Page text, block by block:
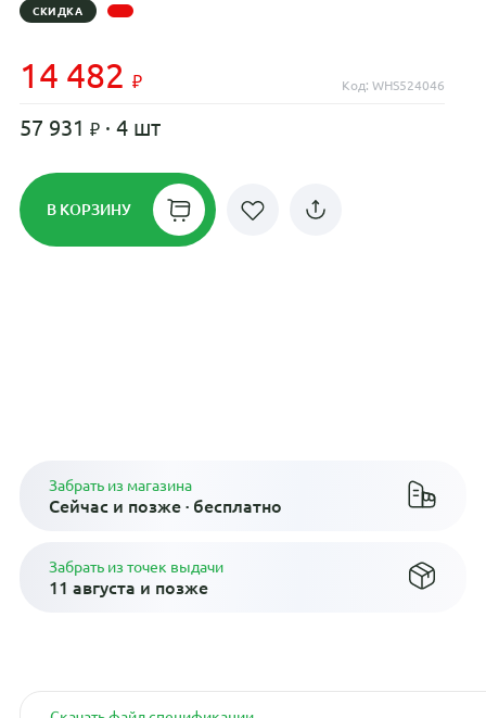
СКИДКА
14 482 Код: WHS524046
57 931 · 4 шт
В КОРЗИНУ
Забрать из магазина
Сейчас и позже · бесплатно
Забрать из точек выдачи
11 августа и позже